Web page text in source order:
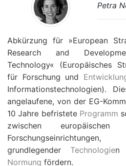
Petra
Abkürzung für »European
Research and
Technology« (Europäisches
für Forschung und
Informationstechnologien).
angelaufene, von der EG-
10 Jahre befristete Programm
zwischen europäischen
grundlegender Technologien
Normung fördern.